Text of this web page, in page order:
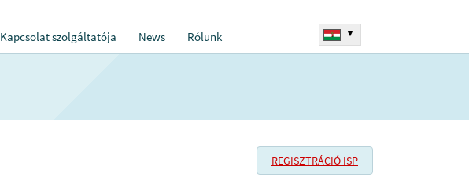
Kapcsolat szolgáltatója News
Rólunk
▾
REGISZTRÁCIÓ ISP